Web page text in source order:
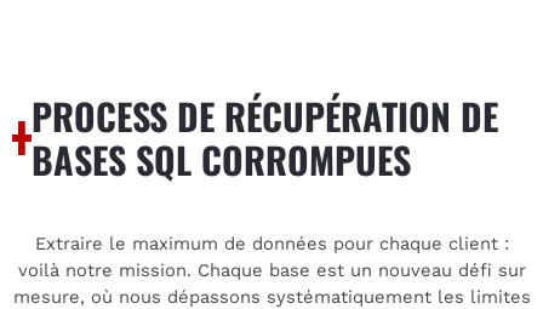
PROCESS DE RÉCUPÉRATION DE
BASES SQL CORROMPUES
Extraire le maximum de données pour chaque client :
voilà notre mission. Chaque base est un nouveau défi sur
mesure, où nous dépassons systématiquement les limites